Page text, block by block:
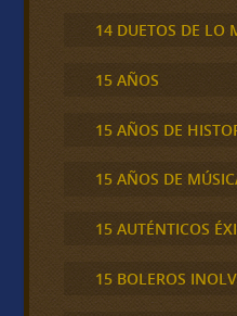
14 DUETOS DE LO
15 AÑOS
15 AÑOS DE
15 AÑOS DE
15 AUTÉNTICOS
15 BOLEROS